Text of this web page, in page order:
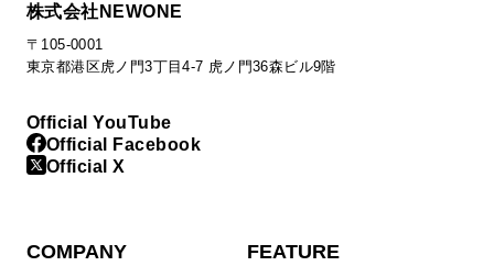
株式会社NEWONE
〒105-0001
東京都港区虎ノ門3丁目4-7 虎ノ門36森ビル9階
Official YouTube
Official Facebook
Official X
COMPANY FEATURE